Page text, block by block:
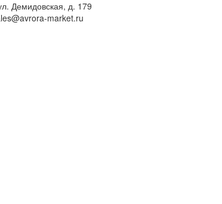
Демидовская, д. 179
market.ru